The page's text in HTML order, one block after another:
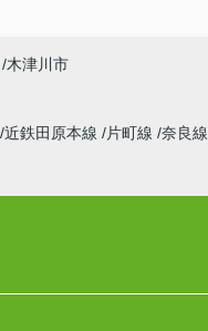
木津川市
近鉄田原本線 片町線 奈良線